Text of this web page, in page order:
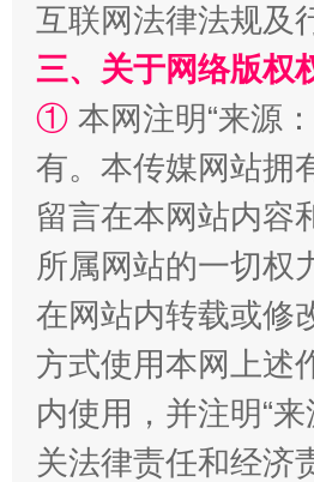
阿坝州三大球赛在茂县开幕
互联网法律法规及
三、关于网络版权
① 本网注明“来源
有。本传媒网站拥
留言在本网站内容
所属网站的一切权
在网站内转载或修
方式使用本网上述
内使用，并注明“
关法律责任和经济